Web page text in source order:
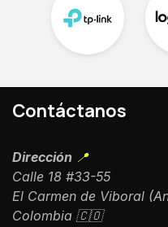
Contáctanos
Dirección 📍
Calle 18 #33-55
El Carmen de Viboral
Colombia 🇨🇴